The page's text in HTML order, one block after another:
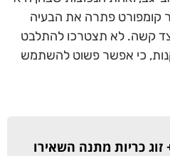
קומפורט פתרה את הבעיה
קשה. לא תצטרכו להתלבט
כי אפשר פשוט להשתמש
+ זוג כריות מתנה השאירו